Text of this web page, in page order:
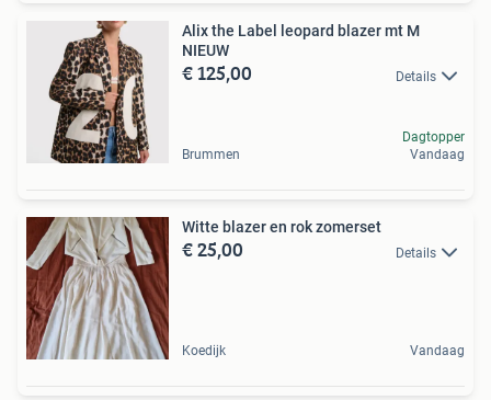
Alix the Label leopard blazer mt M
NIEUW
€ 125,00 Details
Brummen
Dagtopper
Vandaag
Witte blazer en rok zomerset
€ 25,00 Details
Koedijk Vandaag